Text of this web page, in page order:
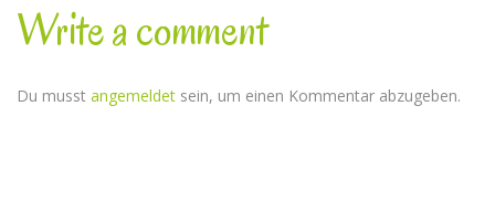
Write a comment
Du musst angemeldet sein, um einen Kommentar abzugeben.